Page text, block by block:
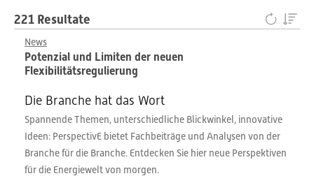
221 Resultate
News
Potenzial und Limiten der neuen
Flexibilitätsregulierung
Die Branche hat das Wort
Spannende Themen, unterschiedliche Blickwinkel, innovative
Ideen: PerspectivE bietet Fachbeiträge und Analysen von der
Branche für die Branche. Entdecken Sie hier neue Perspektiven
für die Energiewelt von morgen.